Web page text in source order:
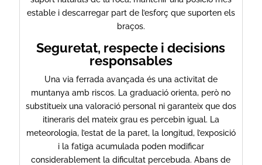
estable i descarregar part de l’esforç que suporten els
braços.
Seguretat, respecte i decisions
responsables
Una via ferrada avançada és una activitat de
muntanya amb riscos. La graduació orienta, però no
substitueix una valoració personal ni garanteix que dos
itineraris del mateix grau es percebin igual. La
meteorologia, l’estat de la paret, la longitud, l’exposició
i la fatiga acumulada poden modificar
considerablement la dificultat percebuda. Abans de